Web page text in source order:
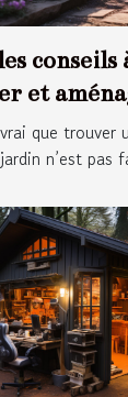
conseils
et
que trouver
n’est pas